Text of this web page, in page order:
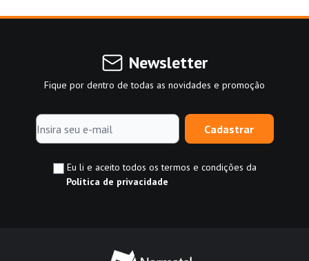
Newsletter
Fique por dentro de todas as novidades e promoção
Cadastrar
Eu li e aceito todos os termos e condições da
Política de privacidade